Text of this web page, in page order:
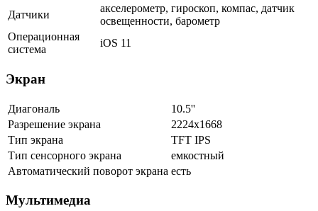
Датчики
акселерометр, гироскоп, компас, датчик
освещенности, барометр
Операционная
система
iOS 11
Экран
Диагональ
10.5''
Разрешение экрана
2224x1668
Тип экрана
TFT IPS
Тип сенсорного экрана
емкостный
Автоматический поворот экрана есть
Мультимедиа